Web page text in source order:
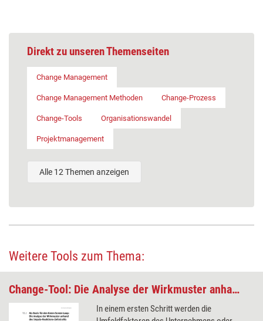
Direkt zu unseren Themenseiten
Change Management
Change Management Methoden Change-Prozess
Change-Tools Organisationswandel
Projektmanagement
Alle 12 Themen anzeigen
Weitere Tools zum Thema:
Change-Tool: Die Analyse der Wirkmuster anhand des Impuls-Reaktions-Zeitstrahl als Basis für den Green Screen Loop
In einem ersten Schritt werden die